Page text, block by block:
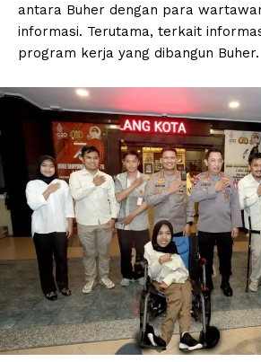
antara Buher dengan para
informasi. Terutama, terkait
program kerja yang dibangun Buher.